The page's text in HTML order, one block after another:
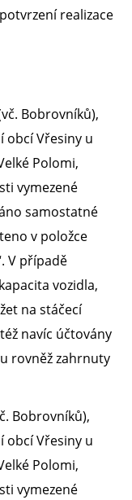
realizace
Bobrovníků),
obcí Vřesiny u
Polomi,
vymezené
samostatné
v položce
V případě
vozidla,
na stáčecí
navíc účtovány
rovněž zahrnuty
Bobrovníků),
obcí Vřesiny u
Polomi,
vymezené